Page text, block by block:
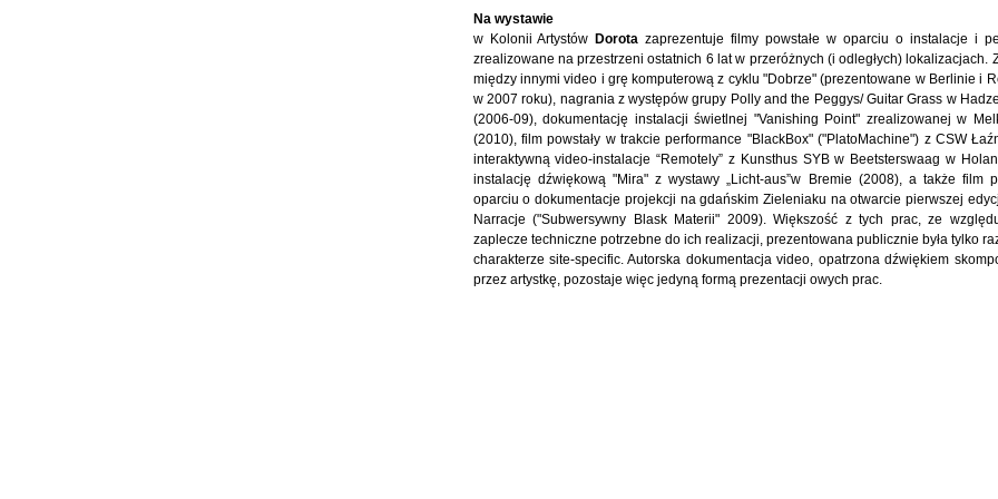
Na wystawie
w Kolonii Artystów Dorota zaprezentuje filmy powstałe w oparciu o instalacje i
zrealizowane na przestrzeni ostatnich 6 lat w przeróżnych (i odległych) lokalizacjach.
między innymi video i grę komputerową z cyklu "Dobrze" (prezentowane w Berlinie i
w 2007 roku), nagrania z występów grupy Polly and the Peggys/ Guitar Grass w
(2006-09), dokumentację instalacji świetlnej "Vanishing Point" zrealizowanej w
(2010), film powstały w trakcie performance "BlackBox" ("PlatoMachine") z CSW
interaktywną video-instalacje “Remotely” z Kunsthus SYB w Beetsterswaag w
instalację dźwiękową "Mira" z wystawy „Licht-aus”w Bremie (2008), a także film
oparciu o dokumentacje projekcji na gdańskim Zieleniaku na otwarcie pierwszej
Narracje ("Subwersywny Blask Materii" 2009). Większość z tych prac, ze
zaplecze techniczne potrzebne do ich realizacji, prezentowana publicznie była tylko
charakterze site-specific. Autorska dokumentacja video, opatrzona dźwiękiem
przez artystkę, pozostaje więc jedyną formą prezentacji owych prac.